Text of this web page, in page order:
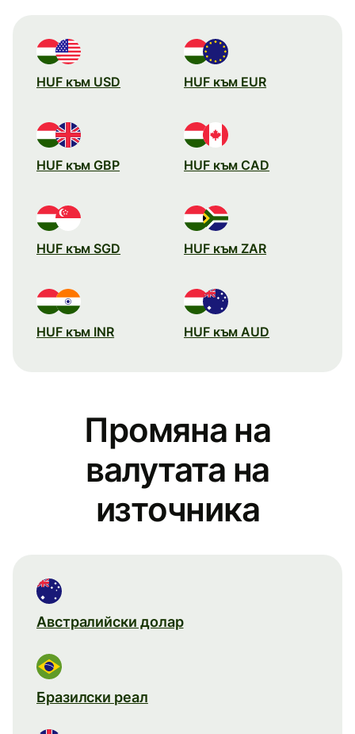
HUF към USD HUF към EUR
HUF към GBP HUF към CAD
HUF към SGD HUF към ZAR
HUF към INR HUF към AUD
Промяна на
валутата на
източника
Австралийски долар
Бразилски реал